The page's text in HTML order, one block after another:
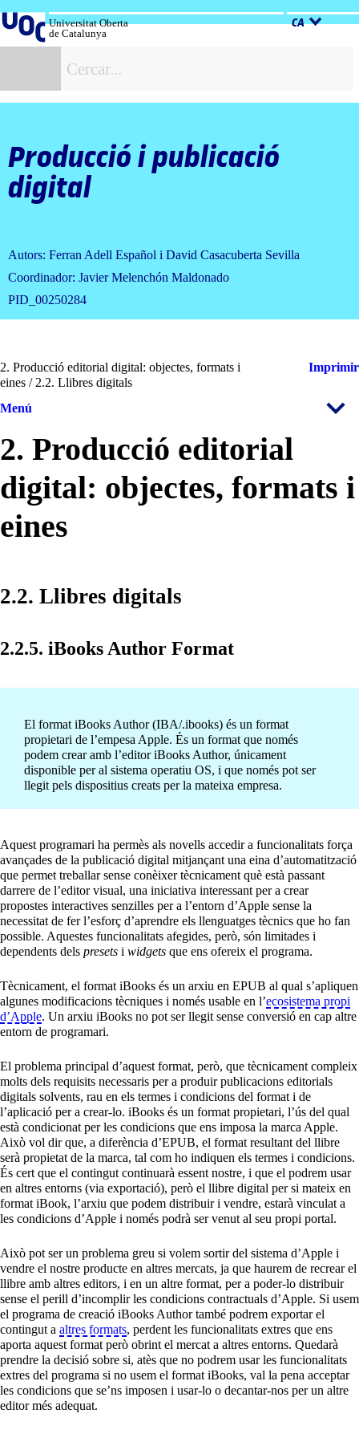
al
contingut
Universitat Oberta
de Catalunya
CA
Producció i publicació
digital
Autors: Ferran Adell Español i David Casacuberta Sevilla
Coordinador: Javier Melenchón Maldonado
PID_00250284
2. Producció editorial digital: objectes, formats i
eines / 2.2. Llibres digitals
Imprimir
Menú
2. Producció editorial
digital: objectes, formats i
eines
2.2. Llibres digitals
2.2.5. iBooks Author Format
El format iBooks Author (IBA/.ibooks) és un format
propietari de l’empesa Apple. És un format que només
podem crear amb l’editor iBooks Author, únicament
disponible per al sistema operatiu OS, i que només pot ser
llegit pels dispositius creats per la mateixa empresa.
Aquest programari ha permès als novells accedir a funcionalitats força
avançades de la publicació digital mitjançant una eina d’automatització
que permet treballar sense conèixer tècnicament què està passant
darrere de l’editor visual, una iniciativa interessant per a crear
propostes interactives senzilles per a l’entorn d’Apple sense la
necessitat de fer l’esforç d’aprendre els llenguatges tècnics que ho fan
possible. Aquestes funcionalitats afegides, però, són limitades i
dependents dels presets i widgets que ens ofereix el programa.
Tècnicament, el format iBooks és un arxiu en EPUB al qual s’apliquen
algunes modificacions tècniques i només usable en l’ecosistema propi
d’Apple. Un arxiu iBooks no pot ser llegit sense conversió en cap altre
entorn de programari.
El problema principal d’aquest format, però, que tècnicament compleix
molts dels requisits necessaris per a produir publicacions editorials
digitals solvents, rau en els termes i condicions del format i de
l’aplicació per a crear-lo. iBooks és un format propietari, l’ús del qual
està condicionat per les condicions que ens imposa la marca Apple.
Això vol dir que, a diferència d’EPUB, el format resultant del llibre
serà propietat de la marca, tal com ho indiquen els termes i condicions.
És cert que el contingut continuarà essent nostre, i que el podrem usar
en altres entorns (via exportació), però el llibre digital per si mateix en
format iBook, l’arxiu que podem distribuir i vendre, estarà vinculat a
les condicions d’Apple i només podrà ser venut al seu propi portal.
Això pot ser un problema greu si volem sortir del sistema d’Apple i
vendre el nostre producte en altres mercats, ja que haurem de recrear el
llibre amb altres editors, i en un altre format, per a poder-lo distribuir
sense el perill d’incomplir les condicions contractuals d’Apple. Si usem
el programa de creació iBooks Author també podrem exportar el
contingut a altres formats, perdent les funcionalitats extres que ens
aporta aquest format però obrint el mercat a altres entorns. Quedarà
prendre la decisió sobre si, atès que no podrem usar les funcionalitats
extres del programa si no usem el format iBooks, val la pena acceptar
les condicions que se’ns imposen i usar-lo o decantar-nos per un altre
editor més adequat.